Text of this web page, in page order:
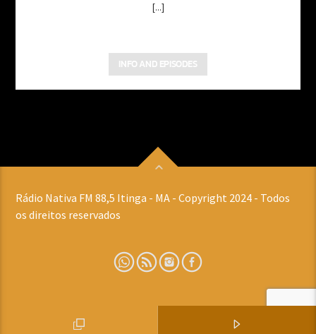
[...]
INFO AND EPISODES
Rádio Nativa FM 88,5 Itinga - MA - Copyright 2024 - Todos
os direitos reservados